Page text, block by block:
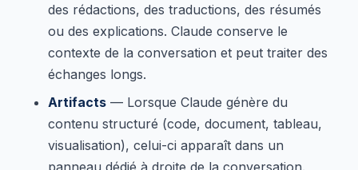
des rédactions, des traductions, des résumés
ou des explications. Claude conserve le
contexte de la conversation et peut traiter des
échanges longs.
Artifacts — Lorsque Claude génère du
contenu structuré (code, document, tableau,
visualisation), celui-ci apparaît dans un
panneau dédié à droite de la conversation.